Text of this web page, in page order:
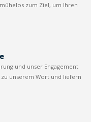
zum Ziel, um Ihren
und unser Engagement
unserem Wort und liefern